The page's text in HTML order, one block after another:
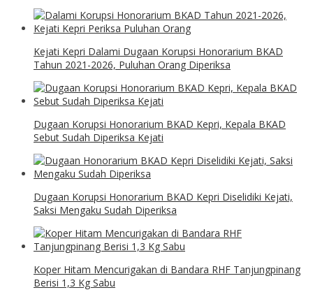
Kejati Kepri Dalami Dugaan Korupsi Honorarium BKAD
Tahun 2021-2026, Puluhan Orang Diperiksa
Dugaan Korupsi Honorarium BKAD Kepri, Kepala BKAD
Sebut Sudah Diperiksa Kejati
Dugaan Korupsi Honorarium BKAD Kepri Diselidiki Kejati,
Saksi Mengaku Sudah Diperiksa
Koper Hitam Mencurigakan di Bandara RHF Tanjungpinang
Berisi 1,3 Kg Sabu